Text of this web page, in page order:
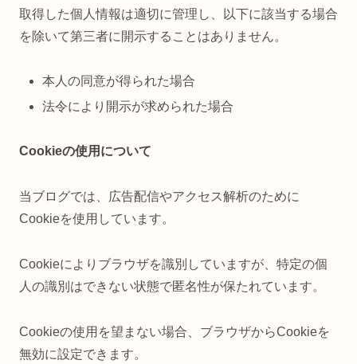
取得した個人情報は適切に管理し、以下に該当する場合
を除いて第三者に開示することはありません。
本人の同意が得られた場合
法令により開示が求められた場合
Cookieの使用について
当ブログでは、広告配信やアクセス解析のために
Cookieを使用しています。
Cookieによりブラウザを識別していますが、特定の個
人の識別はできない状態で匿名性が保たれています。
Cookieの使用を望まない場合、ブラウザからCookieを
無効に設定できます。